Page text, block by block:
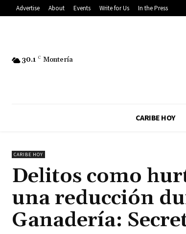
Advertise About Events Write for Us In the Press
30.1 C Montería
CARIBE HOY
CARIBE HOY
Delitos como
una reducción
Ganadería: